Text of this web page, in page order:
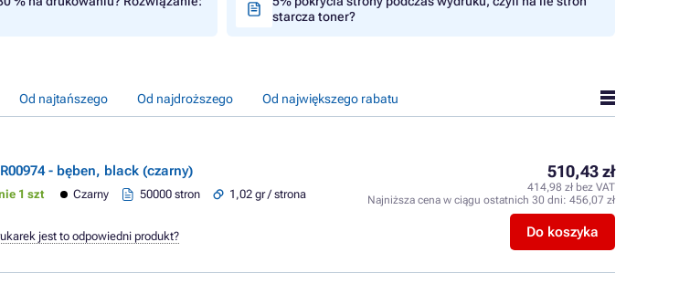
starcza toner?
Od najtańszego Od najdroższego Od największego rabatu
- bęben, black (czarny)
1 szt Czarny 50000 stron
1,02 gr / strona
510,43 zł
414,98 zł bez VAT
Najniższa cena w ciągu ostatnich 30 dni: 456,07 zł
Do koszyka
jest to odpowiedni produkt?